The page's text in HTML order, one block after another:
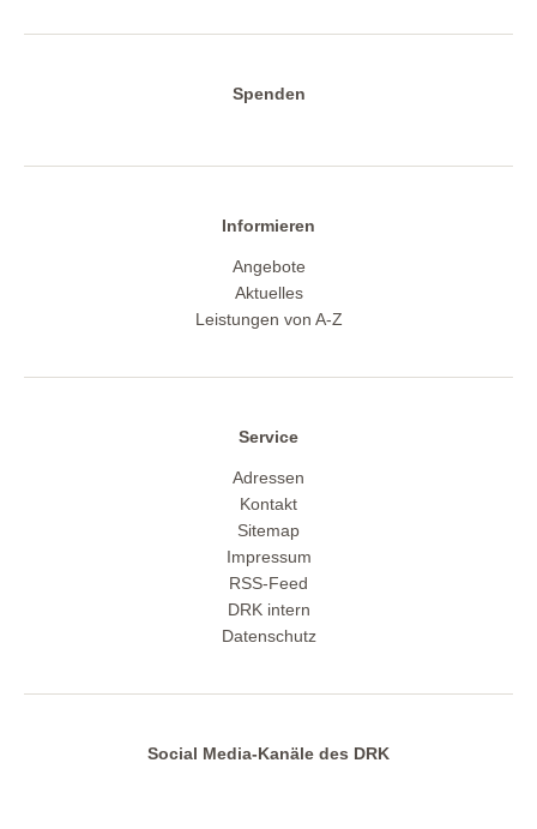
Spenden
Informieren
Angebote
Aktuelles
Leistungen von A-Z
Service
Adressen
Kontakt
Sitemap
Impressum
RSS-Feed
DRK intern
Datenschutz
Social Media-Kanäle des DRK